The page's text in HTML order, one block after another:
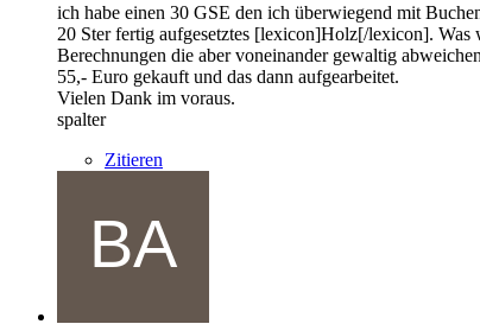
ich habe einen 30 GSE den ich überwiegend mit
20 Ster fertig aufgesetztes [lexicon]Holz[/lexicon]. Was
Berechnungen die aber voneinander gewaltig
55,- Euro gekauft und das dann aufgearbeitet.
Vielen Dank im voraus.
spalter
Zitieren